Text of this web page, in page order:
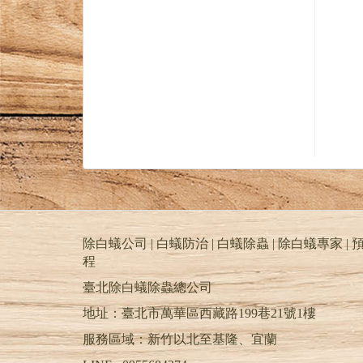
除白蟻公司 | 白蟻防治 | 白蟻除蟲 | 除白蟻專家 |
程
臺北除白蟻除蟲總公司
地址：臺北市萬華區西藏路199巷21號1樓
服務區域：新竹以北至基隆、宜蘭